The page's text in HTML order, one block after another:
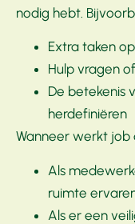
nodig hebt.
Extra taken
Hulp vragen
De betekenis
herdefiniëren
Wanneer werkt job
Als
ruimte
Als er een